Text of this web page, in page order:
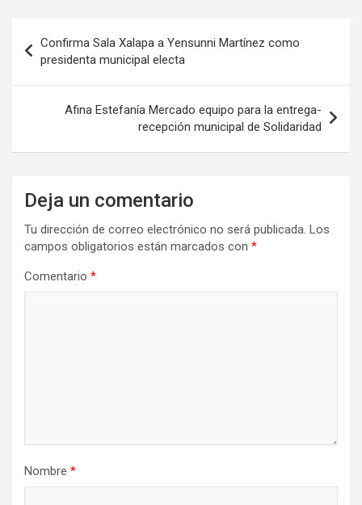
de
entradas
Confirma Sala Xalapa a Yensunni Martínez como
presidenta municipal electa
Afina Estefanía Mercado equipo para la entrega-
recepción municipal de Solidaridad
Deja un comentario
Tu dirección de correo electrónico no será publicada. Los
campos obligatorios están marcados con *
Comentario *
Nombre *